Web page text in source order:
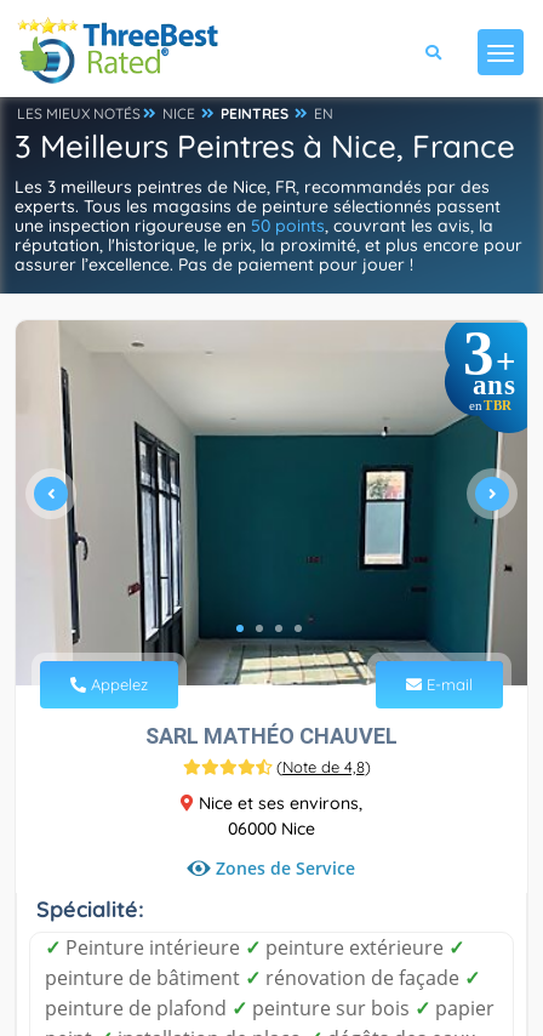
LES MIEUX NOTÉS NICE PEINTRES EN
3 Meilleurs Peintres à Nice, France
Les 3 meilleurs peintres de Nice, FR, recommandés par des
experts. Tous les magasins de peinture sélectionnés passent
une inspection rigoureuse en 50 points, couvrant les avis, la
réputation, l'historique, le prix, la proximité, et plus encore pour
assurer l’excellence. Pas de paiement pour jouer !
3+
ans
en TBR
Appelez E-mail
SARL MATHÉO CHAUVEL
(Note de 4,8)
Nice et ses environs,
06000 Nice
Zones de Service
Spécialité:
✓ Peinture intérieure ✓ peinture extérieure ✓
peinture de bâtiment ✓ rénovation de façade ✓
peinture de plafond ✓ peinture sur bois ✓ papier